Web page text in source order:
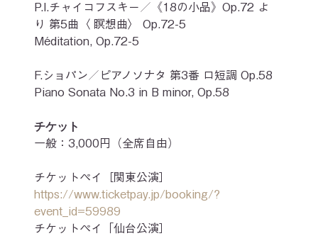
P.I.チャイコフスキー／《18の小品》Op.72 よ
り 第5曲〈 瞑想曲〉 Op.72-5
Méditation, Op.72-5
F.ショパン／ピアノソナタ 第3番 ロ短調 Op.58
Piano Sonata No.3 in B minor, Op.58
チケット
一般：3,000円（全席自由）
チケットペイ［関東公演］
https://www.ticketpay.jp/booking/?
event_id=59989
チケットペイ「仙台公演］